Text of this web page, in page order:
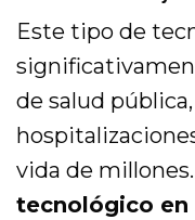
Este tipo de
de salud
vida de
tecnológico en